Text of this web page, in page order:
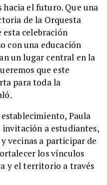
el futuro. Que una
de la Orquesta
celebración
con una educación
un lugar central en la
que este
para toda la
Paula
a estudiantes,
vecinas a participar de
los vínculos
y el territorio a través